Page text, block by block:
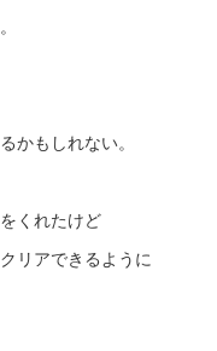
かもしれない。
くれたけど
リアできるように